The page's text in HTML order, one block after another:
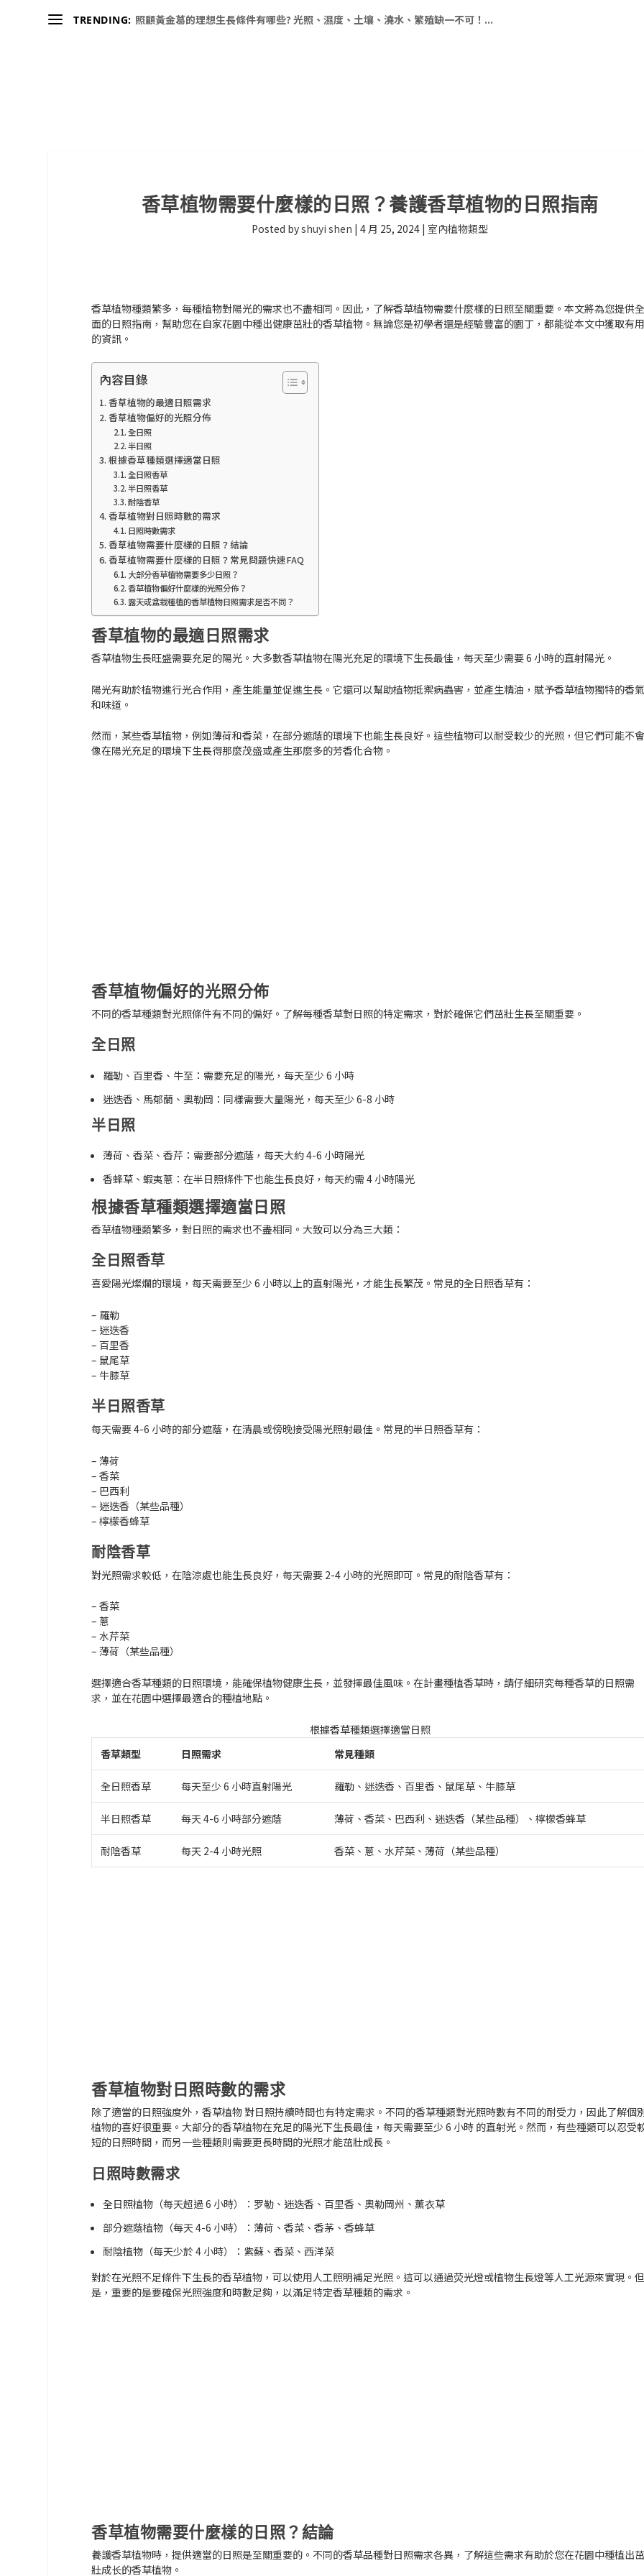
TRENDING: 照顧黃金葛的理想生長條件有哪些? 光照、濕度、土壤、澆水、繁殖缺一不可！...
香草植物需要什麼樣的日照？養護香草植物的日照指南
Posted byshuyi shen |4 月 25, 2024 | 室內植物類型
香草植物種類繁多，每種植物對陽光的需求也不盡相同。因此，了解香草植物需要什麼樣的日照至關重要。本文將為您提供
面的日照指南，幫助您在自家花園中種出健康茁壯的香草植物。無論您是初學者還是經驗豐富的園丁，都能從本文中獲取有
的資訊。
內容目錄
香草植物的最適日照需求
香草植物偏好的光照分佈
全日照
半日照
根據香草種類選擇適當日照
全日照香草
半日照香草
耐陰香草
香草植物對日照時數的需求
日照時數需求
香草植物需要什麼樣的日照？結論
香草植物需要什麼樣的日照？常見問題快速FAQ
大部分香草植物需要多少日照？
香草植物偏好什麼樣的光照分佈？
露天或盆栽種植的香草植物日照需求是否不同？
香草植物的最適日照需求
香草植物生長旺盛需要充足的陽光。大多數香草植物在陽光充足的環境下生長最佳，每天至少需要6 小時的直射陽光。
陽光有助於植物進行光合作用 ，產生能量並促進生長。它還可以幫助植物抵禦病蟲害，並產生精油，賦予香草植物獨特的香
和味道。
然而，某些香草植物，例如薄荷和香菜，在部分遮蔭的環境下也能生長良好。這些植物可以耐受較少的光照，但它們可能不
像在陽光充足的環境下生長得那麼茂盛或產生那麼多的芳香化合物。
香草植物偏好的光照分佈
不同的香草種類對光照條件有不同的偏好。了解每種香草對日照的特定需求，對於確保它們茁壯生長至關重要。
全日照
羅勒、百里香、牛至： 需要充足的陽光，每天至少 6 小時
迷迭香、馬郁蘭、奧勒岡： 同樣需要大量陽光，每天至少 6-8 小時
半日照
薄荷、香菜、香芹： 需要部分遮蔭，每天大約 4-6 小時陽光
香蜂草、蝦夷蔥：在半日照條件下也能生長良好，每天約需 4 小時陽光
根據香草種類選擇適當日照
香草植物種類繁多，對日照的需求也不盡相同。大致可以分為三大類：
全日照香草
喜愛陽光燦爛的環境，每天需要至少 6 小時以上的直射陽光，才能生長繁茂。常見的全日照香草有：
– 羅勒
– 迷迭香
– 百里香
– 鼠尾草
– 牛膝草
半日照香草
每天需要 4-6 小時的部分遮蔭，在清晨或傍晚接受陽光照射最佳。常見的半日照香草有：
– 薄荷
– 香菜
– 巴西利
– 迷迭香（某些品種）
– 檸檬香蜂草
耐陰香草
對光照需求較低，在陰涼處也能生長良好，每天需要 2-4 小時的光照即可。常見的耐陰香草有：
– 香菜
– 蔥
– 水芹菜
– 薄荷（某些品種）
選擇適合香草種類的日照環境，能確保植物健康生長，並發揮最佳風味。在計畫種植香草時，請仔細研究每種香草的日照需
求，並在花園中選擇最適合的種植地點。
根據香草種類選擇適當日照
香草類型
日照需求 常見種類
全日照香草 每天至少 6 小時直射陽光 羅勒、迷迭香、百里香、鼠尾草、牛膝草
半日照香草 每天 4-6 小時部分遮蔭 薄荷、香菜、巴西利、迷迭香（某些品種）、檸檬香蜂草
耐陰香草 每天 2-4 小時光照 香菜、蔥、水芹菜、薄荷（某些品種）
香草植物對日照時數的需求
除了適當的日照強度外，香草植物 對日照持續時間也有特定需求。不同的香草種類對光照時數有不同的耐受力，因此了解個
植物的喜好很重要。大部分的香草植物在充足的陽光下生長最佳，每天需要至少 6 小時 的直射光。然而，有些種類可以忍受
短的日照時間，而另一些種類則需要更長時間的光照才能茁壯成長。
日照時數需求
全日照植物（每天超過 6 小時）： 罗勒、迷迭香、百里香、奧勒岡州、薰衣草
部分遮蔭植物（每天 4-6 小時）：薄荷、香菜、香茅、香蜂草
耐陰植物（每天少於 4 小時）： 紫蘇、香菜、西洋菜
對於在光照不足條件下生長的香草植物，可以使用人工照明補足光照。這可以通過荧光燈或植物生長燈等人工光源來實現。
是，重要的是要確保光照強度和時數足夠，以滿足特定香草種類的需求。
香草植物需要什麼樣的日照？結論
養護香草植物時，提供適當的日照是至關重要的。不同的香草品種對日照需求各異，了解這些需求有助於您在花園中種植出
壯成长的香草植物。